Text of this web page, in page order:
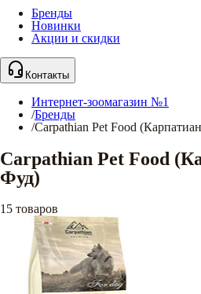
Бренды
Новинки
Акции и скидки
Контакты
Интернет-зоомагазин №1
/Бренды
/Carpathian Pet Food
Carpathian Pet Food
Фуд)
15 товаров